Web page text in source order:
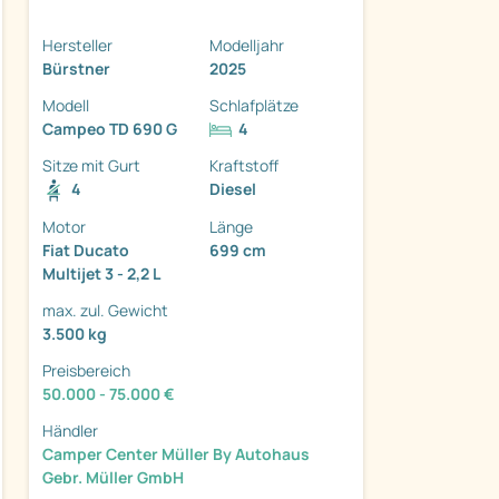
Hersteller
Bürstner
Modelljahr
2025
Modell
Campeo TD 690 G
Schlafplätze
4
Sitze mit Gurt
4
Kraftstoff
Diesel
Motor
Fiat Ducato
Multijet 3 - 2,2 L
Länge
699 cm
max. zul. Gewicht
3.500 kg
Preisbereich
50.000 - 75.000 €
Händler
Camper Center Müller By Autohaus
Gebr. Müller GmbH